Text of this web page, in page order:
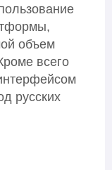
объем
всего
русских